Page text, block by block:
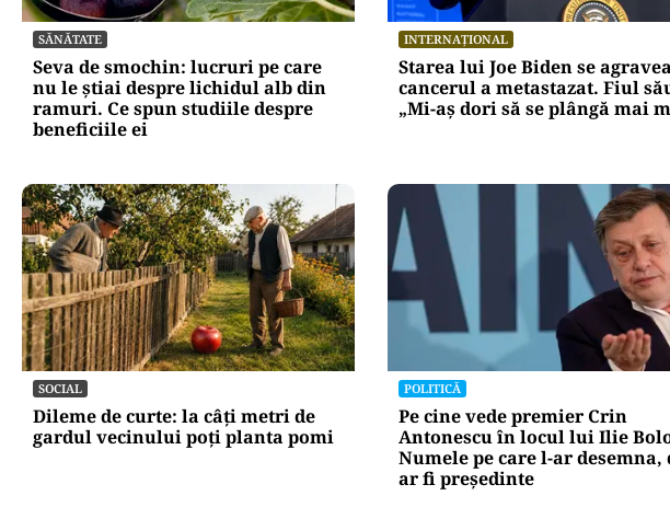
SĂNĂTATE
Seva de smochin: lucruri pe care
nu le știai despre lichidul alb din
ramuri. Ce spun studiile despre
beneficiile ei
INTERNAȚIONAL
Starea lui Joe Biden se
cancerul a metastazat. Fiul
„Mi-aș dori să se plângă mai
SOCIAL
Dileme de curte: la câți metri de
gardul vecinului poți planta pomi
POLITICĂ
Pe cine vede premier Crin
Antonescu în locul lui Ilie
Numele pe care l-ar desemna,
ar fi președinte